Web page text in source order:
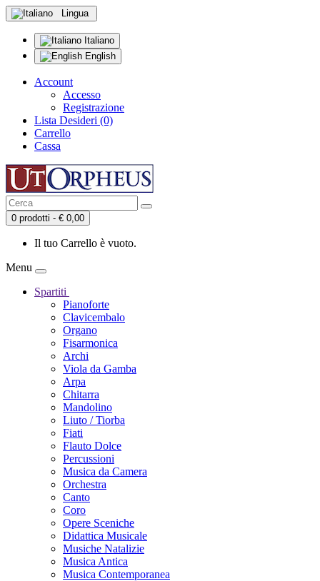
Lingua
Italiano
English
Account
Accesso
Registrazione
Lista Desideri (0)
Carrello
Cassa
0 prodotti - € 0,00
Il tuo Carrello è vuoto.
Menu
Spartiti
Pianoforte
Clavicembalo
Organo
Fisarmonica
Archi
Viola da Gamba
Arpa
Chitarra
Mandolino
Liuto / Tiorba
Fiati
Flauto Dolce
Percussioni
Musica da Camera
Orchestra
Canto
Coro
Opere Sceniche
Didattica Musicale
Musiche Natalizie
Musica Antica
Musica Contemporanea